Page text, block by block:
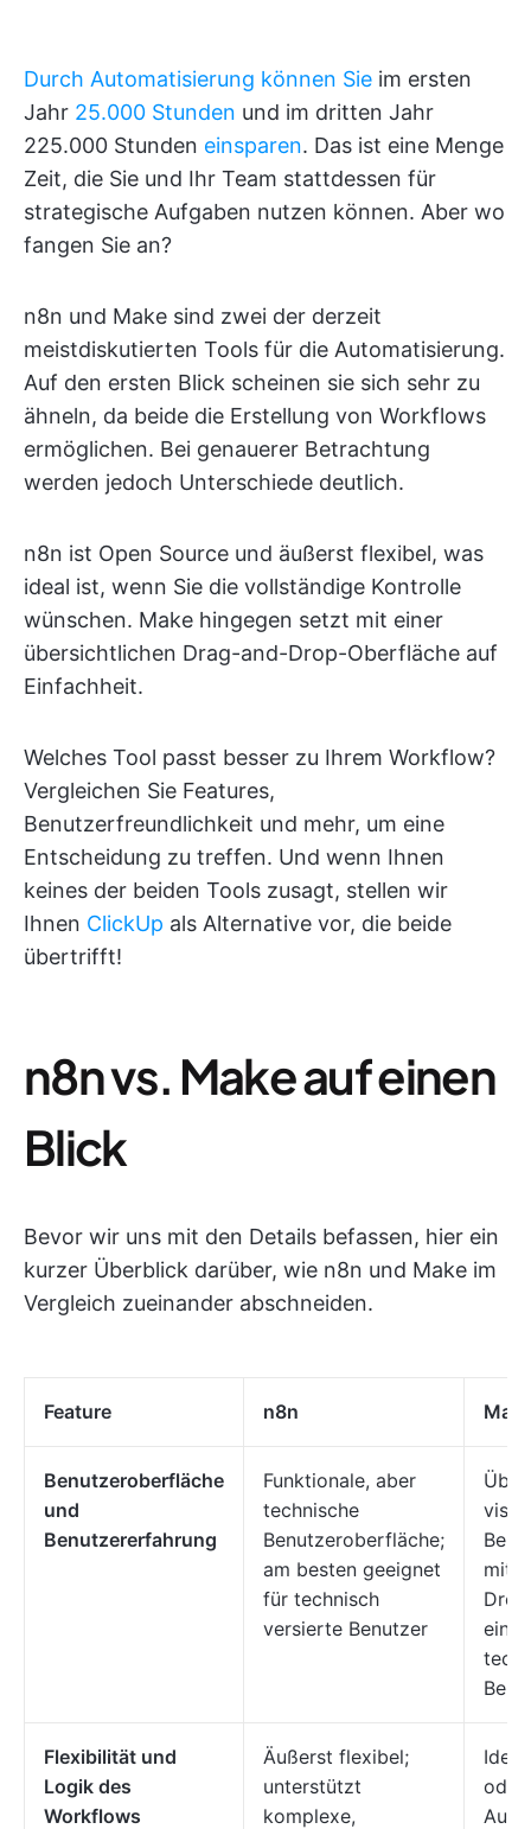
Durch Automatisierung können Sie im ersten
Jahr 25.000 Stunden und im dritten Jahr
225.000 Stunden einsparen. Das ist eine Menge
Zeit, die Sie und Ihr Team stattdessen für
strategische Aufgaben nutzen können. Aber wo
fangen Sie an?
n8n und Make sind zwei der derzeit
meistdiskutierten Tools für die Automatisierung.
Auf den ersten Blick scheinen sie sich sehr zu
ähneln, da beide die Erstellung von Workflows
ermöglichen. Bei genauerer Betrachtung
werden jedoch Unterschiede deutlich.
n8n ist Open Source und äußerst flexibel, was
ideal ist, wenn Sie die vollständige Kontrolle
wünschen. Make hingegen setzt mit einer
übersichtlichen Drag-and-Drop-Oberfläche auf
Einfachheit.
Welches Tool passt besser zu Ihrem Workflow?
Vergleichen Sie Features,
Benutzerfreundlichkeit und mehr, um eine
Entscheidung zu treffen. Und wenn Ihnen
keines der beiden Tools zusagt, stellen wir
Ihnen ClickUp als Alternative vor, die beide
übertrifft!
n8n vs. Make auf einen
Blick
Bevor wir uns mit den Details befassen, hier ein
kurzer Überblick darüber, wie n8n und Make im
Vergleich zueinander abschneiden.
Feature n8n
Benutzeroberfläche
und
Benutzererfahrung
Funktionale, aber
technische
Benutzeroberfläche;
am besten geeignet
für technisch
versierte Benutzer
mit
Flexibilität und
Logik des
Workflows
Äußerst flexibel;
unterstützt
komplexe,
oder